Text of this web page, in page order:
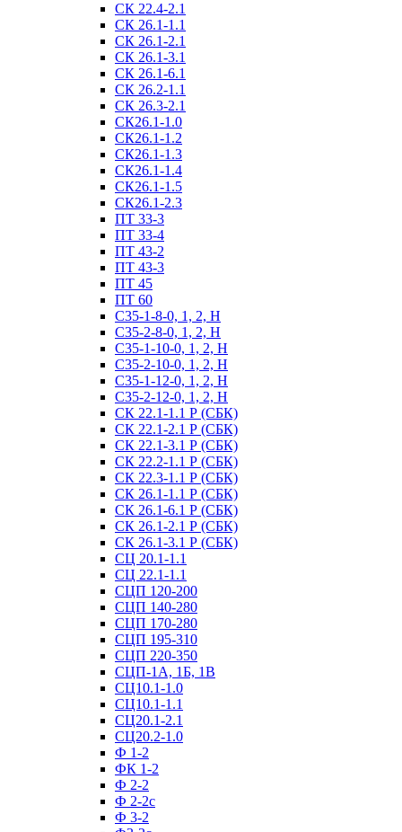
СК 22.4-2.1
СК 26.1-1.1
СК 26.1-2.1
СК 26.1-3.1
СК 26.1-6.1
СК 26.2-1.1
СК 26.3-2.1
СК26.1-1.0
СК26.1-1.2
СК26.1-1.3
СК26.1-1.4
СК26.1-1.5
СК26.1-2.3
ПТ 33-3
ПТ 33-4
ПТ 43-2
ПТ 43-3
ПТ 45
ПТ 60
С35-1-8-0, 1, 2, Н
С35-2-8-0, 1, 2, Н
С35-1-10-0, 1, 2, Н
С35-2-10-0, 1, 2, Н
С35-1-12-0, 1, 2, Н
С35-2-12-0, 1, 2, Н
СК 22.1-1.1 Р (СБК)
СК 22.1-2.1 Р (СБК)
СК 22.1-3.1 Р (СБК)
СК 22.2-1.1 Р (СБК)
СК 22.3-1.1 Р (СБК)
СК 26.1-1.1 Р (СБК)
СК 26.1-6.1 Р (СБК)
СК 26.1-2.1 Р (СБК)
СК 26.1-3.1 Р (СБК)
СЦ 20.1-1.1
СЦ 22.1-1.1
СЦП 120-200
СЦП 140-280
СЦП 170-280
СЦП 195-310
СЦП 220-350
СЦП-1А, 1Б, 1В
СЦ10.1-1.0
СЦ10.1-1.1
СЦ20.1-2.1
СЦ20.2-1.0
Ф 1-2
ФК 1-2
Ф 2-2
Ф 2-2с
Ф 3-2